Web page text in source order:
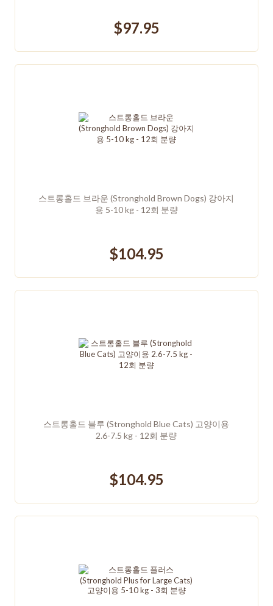
$97.95
스트롱홀드 브라운 (Stronghold Brown Dogs) 강아지
용 5-10 kg - 12회 분량
$104.95
스트롱홀드 블루 (Stronghold Blue Cats) 고양이용
2.6-7.5 kg - 12회 분량
$104.95